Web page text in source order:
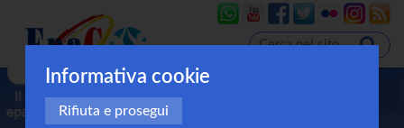
Informativa cookie
Rifiuta e prosegui